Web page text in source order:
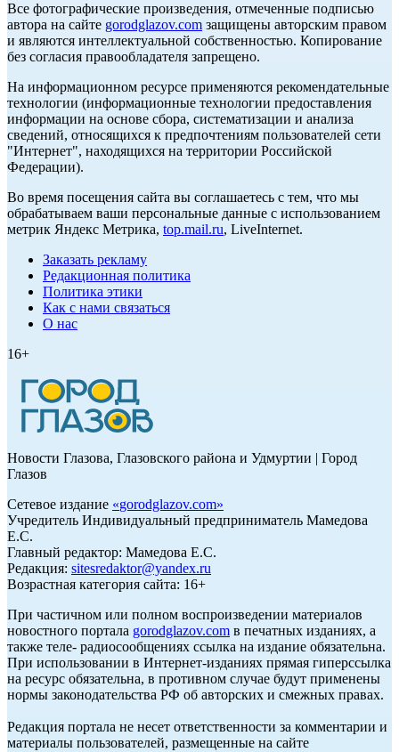
Все фотографические произведения, отмеченные подписью
автора на сайте gorodglazov.com защищены авторским правом
и являются интеллектуальной собственностью. Копирование
без согласия правообладателя запрещено.
На информационном ресурсе применяются рекомендательные
технологии (информационные технологии предоставления
информации на основе сбора, систематизации и анализа
сведений, относящихся к предпочтениям пользователей сети
"Интернет", находящихся на территории Российской
Федерации).
Во время посещения сайта вы соглашаетесь с тем, что мы
обрабатываем ваши персональные данные с использованием
метрик Яндекс Метрика, top.mail.ru, LiveInternet.
Заказать рекламу
Редакционная политика
Политика этики
Как с нами связаться
О нас
16+
Новости Глазова, Глазовского района и Удмуртии | Город
Глазов
Сетевое издание «gorodglazov.com»
Учредитель Индивидуальный предприниматель Мамедова
Е.С.
Главный редактор: Мамедова Е.С.
Редакция: sitesredaktor@yandex.ru
Возрастная категория сайта: 16+
При частичном или полном воспроизведении материалов
новостного портала gorodglazov.com в печатных изданиях, а
также теле- радиосообщениях ссылка на издание обязательна.
При использовании в Интернет-изданиях прямая гиперссылка
на ресурс обязательна, в противном случае будут применены
нормы законодательства РФ об авторских и смежных правах.
Редакция портала не несет ответственности за комментарии и
материалы пользователей, размещенные на сайте